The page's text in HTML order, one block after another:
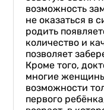
возможность
не оказаться в
родить
количество и
позволяет
Кроме того,
многие
возможности
первого